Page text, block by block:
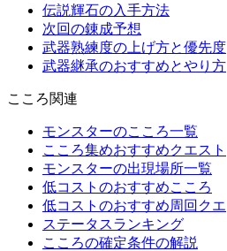
伝説輝石の入手方法
次回の錬成予想
武器熟練度の上げ方と優先度
武器継承のおすすめとやり方
こころ関連
モンスターのこころ一覧
こころ集めおすすめクエスト
モンスターの出現場所一覧
低コストのおすすめこころ
低コストのおすすめ周回クエ
ステータスランキング
こころの確定条件の解説